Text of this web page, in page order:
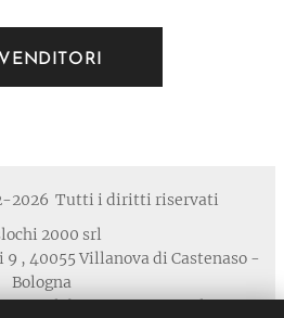
2026 Tutti i diritti riservati
2000 srl
, 40055 Villanova di Castenaso -
Bologna
via Calabria 1A , 40139 Bologna